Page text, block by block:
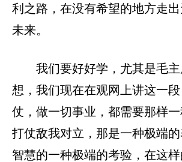
利之路，在没有希望的地方走
未来。
我们要好好学，尤其是毛
想，我们现在在观网上讲这一
仗，做一切事业，都需要那样一
打仗敌我对立，那是一种极端
智慧的一种极端的考验，在这